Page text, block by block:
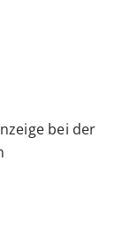
bei der